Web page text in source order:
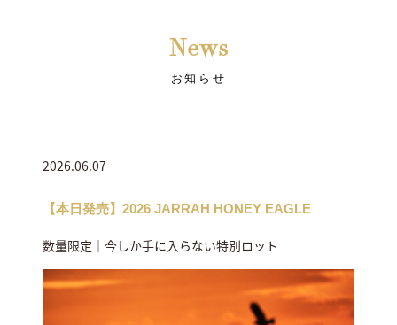
News
お知らせ
2026.06.07
【本日発売】2026 JARRAH HONEY EAGLE
数量限定｜今しか手に入らない特別ロット